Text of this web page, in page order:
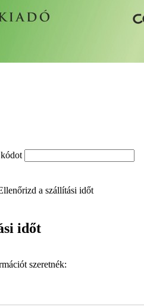
a szállítási időt
időt
szeretnék: